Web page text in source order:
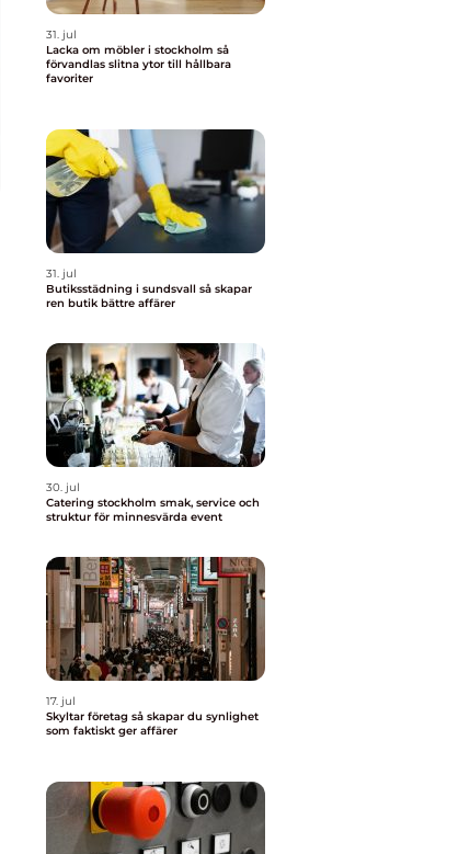
31. jul
Lacka om möbler i stockholm så
förvandlas slitna ytor till hållbara
favoriter
31. jul
Butiksstädning i sundsvall så skapar
ren butik bättre affärer
30. jul
Catering stockholm smak, service och
struktur för minnesvärda event
17. jul
Skyltar företag så skapar du synlighet
som faktiskt ger affärer